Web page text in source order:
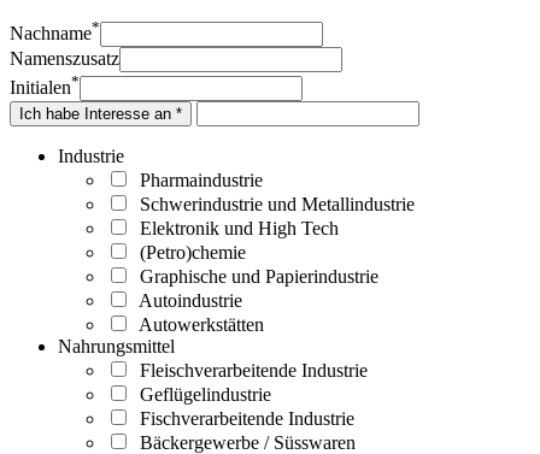
Nachname*
Namenszusatz
Initialen*
Ich habe Interesse an *
Industrie
Pharmaindustrie
Schwerindustrie und Metallindustrie
Elektronik und High Tech
(Petro)chemie
Graphische und Papierindustrie
Autoindustrie
Autowerkstätten
Nahrungsmittel
Fleischverarbeitende Industrie
Geflügelindustrie
Fischverarbeitende Industrie
Bäckergewerbe / Süsswaren